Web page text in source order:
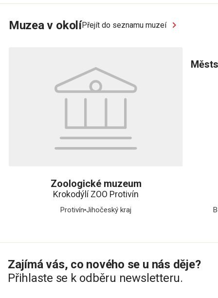
Muzea v okolíPřejít do seznamu muzeí
Zoologické muzeum
Krokodýlí ZOO Protivín
Protivín Jihočeský kraj
Zajímá vás, co nového se u nás děje?
Přihlaste se k odběru newsletteru.